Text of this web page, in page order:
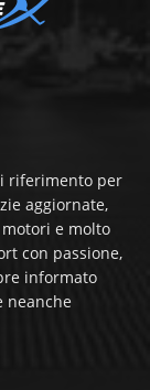
riferimento per
aggiornate,
e molto
con passione,
informato
neanche